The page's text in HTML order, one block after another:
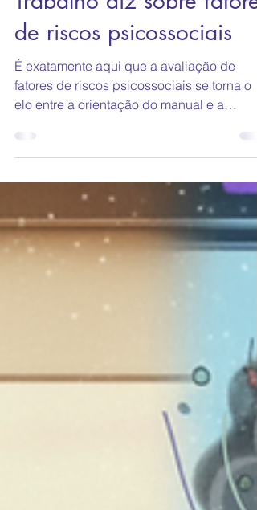
manual do Ministério do
Trabalho diz sobre fatores
de riscos psicossociais
É exatamente aqui que a avaliação de
aplicar uma pesquisa de satisfação ou um
questionário genérico de bem-estar.